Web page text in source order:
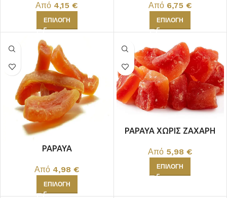
Από 4,15€
ΕΠΙΛΟΓΉ
Από 6,75 €
ΕΠΙΛΟΓΉ
PAPAYA
Από 4,98 €
ΕΠΙΛΟΓΉ
PAPAYA ΧΩΡΙΣ ΖΑΧΑΡΗ
Από 5,98 €
ΕΠΙΛΟΓΉ